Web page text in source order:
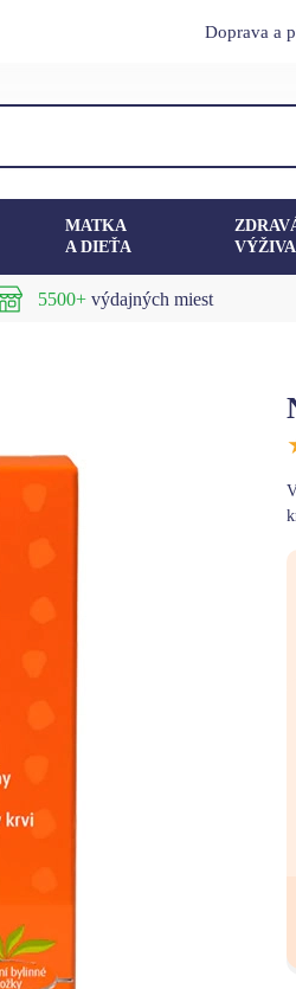
Doprava a
MATKA
A DIEŤA
VÝŽIVA
5500+výdajných miest